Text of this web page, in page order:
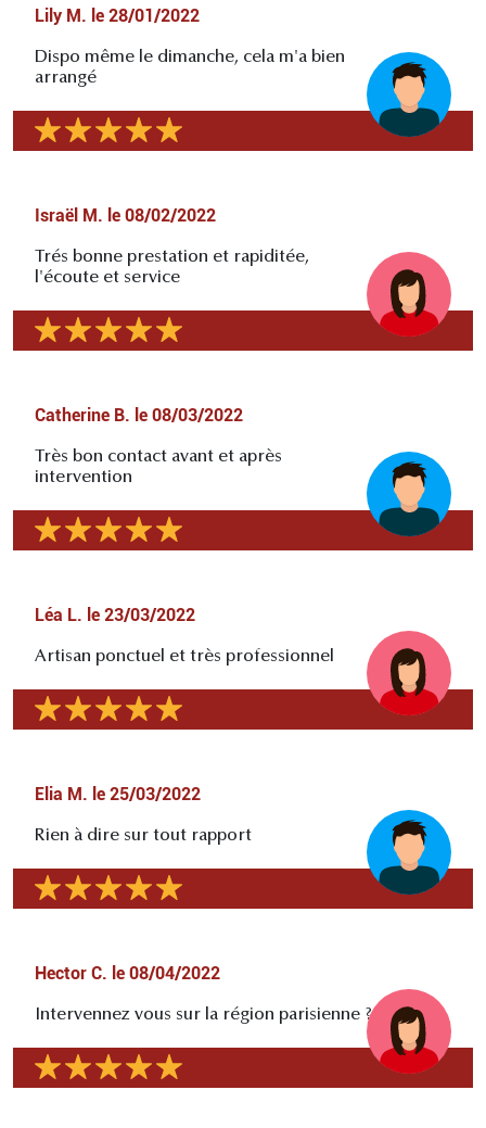
Lily M. le 28/01/2022
Dispo même le dimanche, cela m'a bien
arrangé
Israël M. le 08/02/2022
Trés bonne prestation et rapiditée,
l'écoute et service
Catherine B. le 08/03/2022
Très bon contact avant et après
intervention
Léa L. le 23/03/2022
Artisan ponctuel et très professionnel
Elia M. le 25/03/2022
Rien à dire sur tout rapport
Hector C. le 08/04/2022
Intervennez vous sur la région parisienne ?